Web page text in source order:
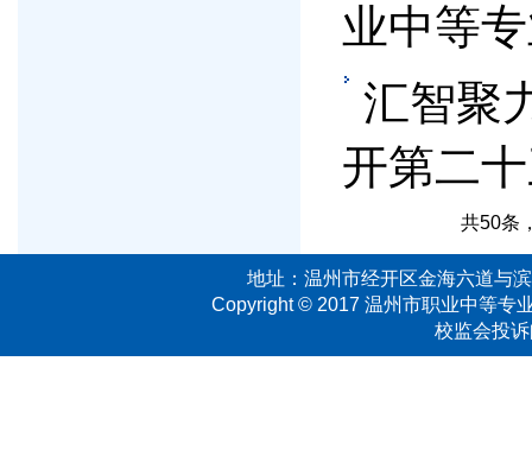
业中等
汇智聚
开第二
共50条
地址：温州市经开区金海六道与
Copyright © 2017 温州市职业中等专
校监会投